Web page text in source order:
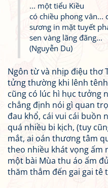
... một tiểu Kiều
có chiều phong vân...
sương in mặt tuyết
sen vàng lãng đãng...
(Nguyễn Du)
Ngôn từ và nhịp điệu thơ
tửng thường khi lênh
cũng có lúc hì hục tưởng
chẳng định nói gì quan
đau khổ, cái vui cái buồn
quá nhiều bi kịch, (tuy
mắt, ai oán thương tâm
theo nhiều khát vọng ấm
một bài Mùa thu áo ấm
thăm thẳm đến gai gai tê